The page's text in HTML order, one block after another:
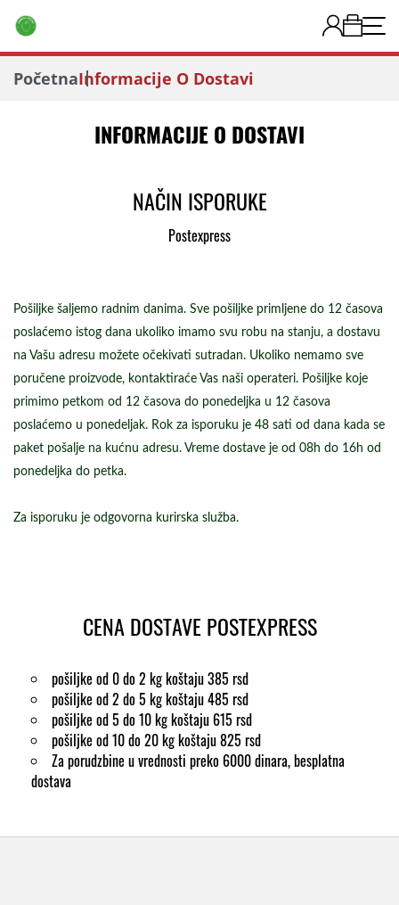
PočetnaInformacije O Dostavi
INFORMACIJE O DOSTAVI
NAČIN ISPORUKE
Postexpress
Pošiljke šaljemo radnim danima. Sve pošiljke primljene do 12 časova
poslaćemo istog dana ukoliko imamo svu robu na stanju, a dostavu
na Vašu adresu možete očekivati sutradan. Ukoliko nemamo sve
poručene proizvode, kontaktiraće Vas naši operateri. Pošiljke koje
primimo petkom od 12 časova do ponedeljka u 12 časova
poslaćemo u ponedeljak. Rok za isporuku je 48 sati od dana kada se
paket pošalje na kućnu adresu. Vreme dostave je od 08h do 16h od
ponedeljka do petka.
Za isporuku je odgovorna kurirska služba.
CENA DOSTAVE POSTEXPRESS
pošiljke od 0 do 2 kg koštaju 385 rsd
pošiljke od 2 do 5 kg koštaju 485 rsd
pošiljke od 5 do 10 kg koštaju 615 rsd
pošiljke od 10 do 20 kg koštaju 825 rsd
Za porudzbine u vrednosti preko 6000 dinara, besplatna
dostava